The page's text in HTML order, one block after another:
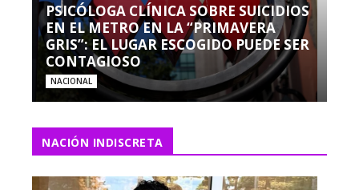
PSICÓLOGA CLÍNICA SOBRE SUICIDIOS
EN EL METRO EN LA “PRIMAVERA
GRIS”: EL LUGAR ESCOGIDO PUEDE SER
CONTAGIOSO
NACIONAL
NACIÓN INDISCRETA